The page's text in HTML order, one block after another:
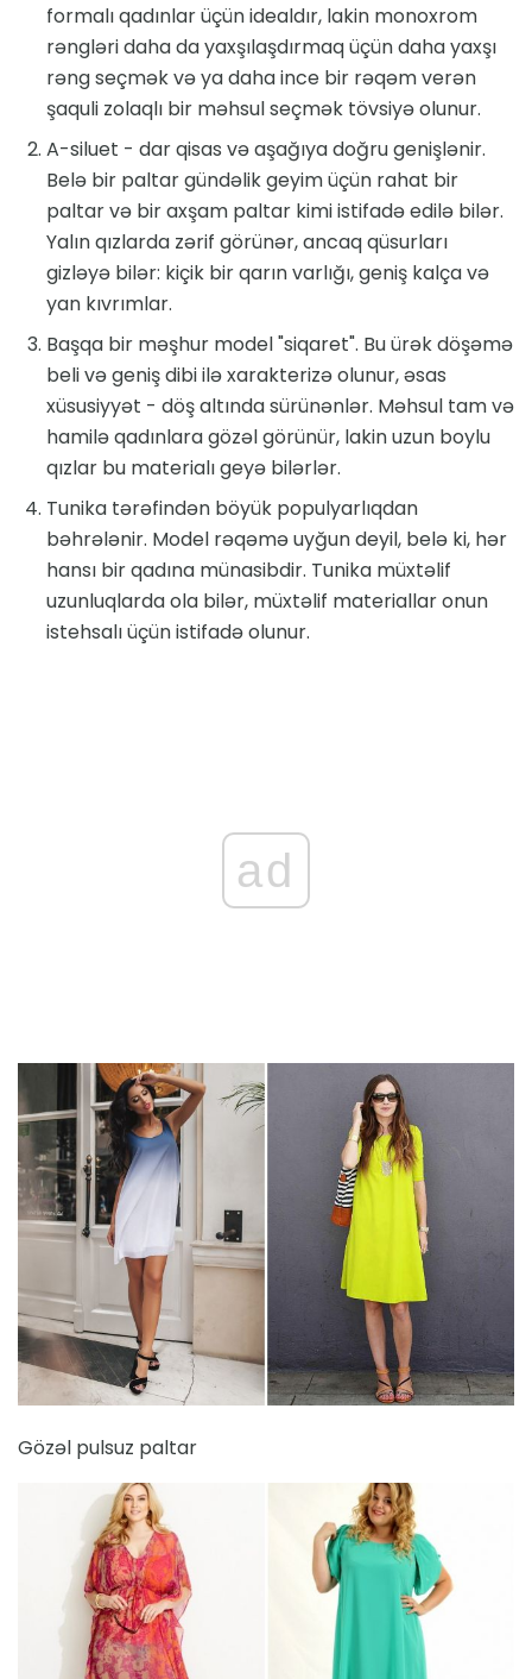
formalı qadınlar üçün idealdır, lakin monoxrom
rəngləri daha da yaxşılaşdırmaq üçün daha yaxşı
rəng seçmək və ya daha ince bir rəqəm verən
şaquli zolaqlı bir məhsul seçmək tövsiyə olunur.
A-siluet - dar qisas və aşağıya doğru genişlənir.
Belə bir paltar gündəlik geyim üçün rahat bir
paltar və bir axşam paltar kimi istifadə edilə bilər.
Yalın qızlarda zərif görünər, ancaq qüsurları
gizləyə bilər: kiçik bir qarın varlığı, geniş kalça və
yan kıvrımlar.
Başqa bir məşhur model "siqaret". Bu ürək döşəmə
beli və geniş dibi ilə xarakterizə olunur, əsas
xüsusiyyət - döş altında sürünənlər. Məhsul tam və
hamilə qadınlara gözəl görünür, lakin uzun boylu
qızlar bu materialı geyə bilərlər.
Tunika tərəfindən böyük populyarlıqdan
bəhrələnir. Model rəqəmə uyğun deyil, belə ki, hər
hansı bir qadına münasibdir. Tunika müxtəlif
uzunluqlarda ola bilər, müxtəlif materiallar onun
istehsalı üçün istifadə olunur.
ad
Gözəl pulsuz paltar